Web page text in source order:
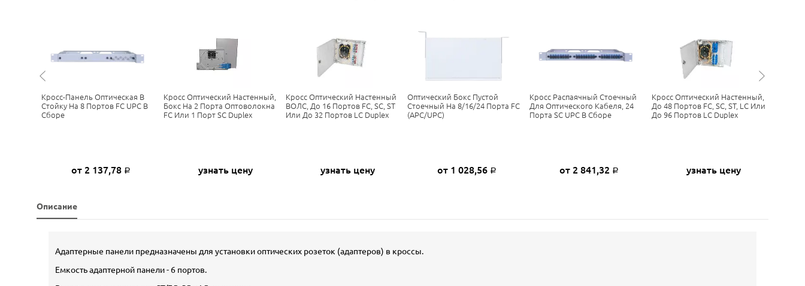
Кросс-Панель Оптическая В
Стойку На 8 Портов FC UPC В
Сборе
от 2 137,78 Р
Кросс Оптический Настенный,
Бокс На 2 Порта Оптоволокна
FC Или 1 Порт SC Duplex
узнать цену
Кросс Оптический Настенный
ВОЛС, До 16 Портов FC, SC, ST
Или До 32 Портов LC Duplex
узнать цену
Оптический Бокс Пустой
Стоечный На 8/16/24 Порта FC
(APC/UPC)
от 1 028,56 Р
Кросс Распаячный Стоечный
Для Оптического Кабеля, 24
Порта SC UPC В Сборе
от 2 841,32 Р
Кросс Оптический Настенный,
До 48 Портов FC, SC, ST, LC Или
До 96 Портов LC Duplex
узнать цену
Описание
Адаптерные панели предназначены для установки оптических розеток (адаптеров) в кроссы.
Емкость адаптерной панели - 6 портов.